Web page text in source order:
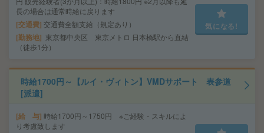
長の場合は通常時給に戻ります
交通費 交通費全額支給（規定あり）
勤務地
東京都中央区 東京メトロ 日本橋駅から直結
（徒歩1分）
気になる!
時給1700円～【ルイ・ヴィトン】VMDサポート 表参道
[派遣]
給 与 時給1700円～1750円 ※ご経験・スキルによ
り考慮致します